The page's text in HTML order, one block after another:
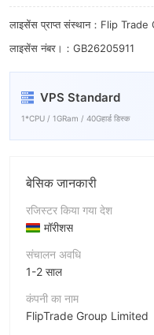
लाइसेंस प्राप्त संस्थान：Flip
लाइसेंस नंबर।：GB26205911
VPS Standard
1*CPU / 1GRam / 40Gहार्ड डिस्क
बेसिक जानकारी
रजिस्टर किया गया देश
मॉरीशस
संचालन अवधि
1-2 साल
कंपनी का नाम
FlipTrade Group Limited